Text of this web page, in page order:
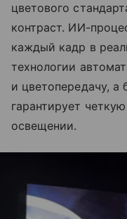
цветового
контраст. ИИ-
каждый кадр в
технологии
и цветопередачу, а
гарантирует
освещении.